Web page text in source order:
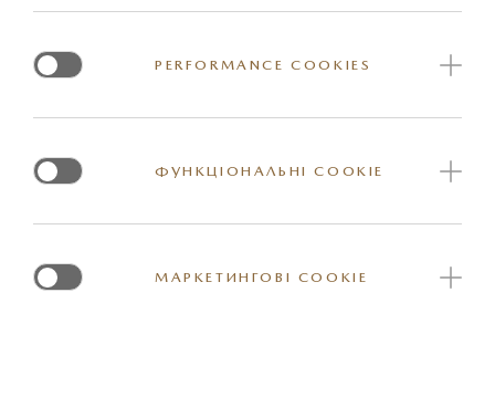
PERFORMANCE COOKIES
ФУНКЦІОНАЛЬНІ COOKIE
МАРКЕТИНГОВІ COOKIE